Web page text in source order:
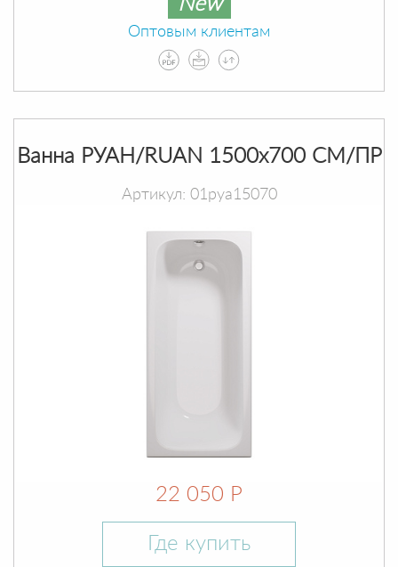
New
Оптовым клиентам
Ванна РУАН/RUAN 1500х700 СМ/ПР
Артикул: 01руа15070
22 050 Р
Где купить